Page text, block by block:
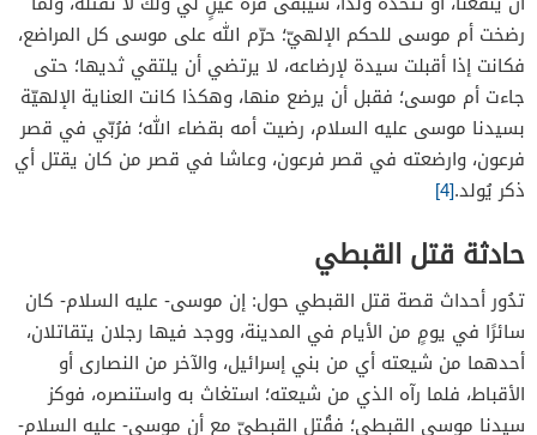
رضخت أم موسى للحكم الإلهيّ؛ حرّم الله على موسى كل المراضع،
فكانت إذا أقبلت سيدة لإرضاعه، لا يرتضي أن يلتقي ثديها؛ حتى
جاءت أم موسى؛ فقبل أن يرضع منها، وهكذا كانت العناية الإلهيّة
بسيدنا موسى عليه السلام، رضيت أمه بقضاء الله؛ فرُبّي في قصر
فرعون، وارضعته في قصر فرعون، وعاشا في قصر من كان يقتل أي
ذكر يُولد.[4]
حادثة قتل القبطي
تدُور أحداث قصة قتل القبطي حول: إن موسى- عليه السلام- كان
سائرًا في يومٍ من الأيام في المدينة، ووجد فيها رجلان يتقاتلان،
أحدهما من شيعته أي من بني إسرائيل، والآخر من النصارى أو
الأقباط، فلما رآه الذي من شيعته؛ استغاث به واستنصره، فوكز
سيدنا موسى القبطي؛ فقُتل القبطيّ مع أن موسى- عليه السلام-